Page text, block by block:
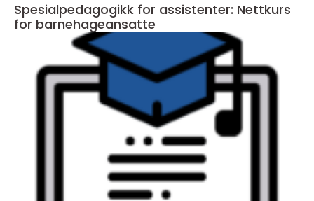
Spesialpedagogikk for assistenter: Nettkurs
for barnehageansatte